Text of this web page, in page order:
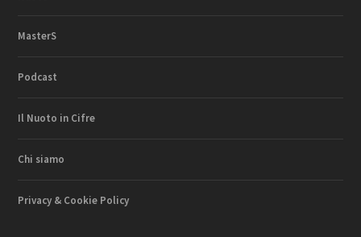
MasterS
Podcast
Il Nuoto in Cifre
Chi siamo
Privacy & Cookie Policy